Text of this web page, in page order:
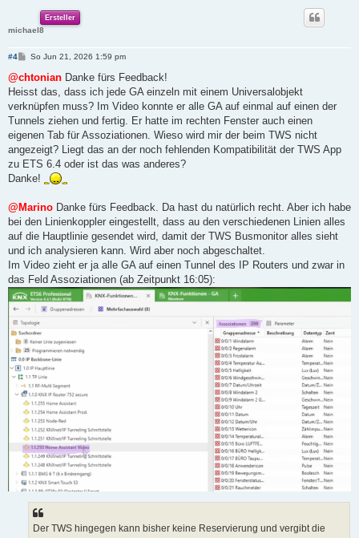
Ersteller
michael8
#4
B
i
r
a
So Jun 21, 2026 1:59 pm
@chtonian Danke fürs Feedback!
Heisst das, dass ich jede GA einzeln mit einem Universalobjekt
verknüpfen muss? Im Video konnte er alle GA auf einmal auf einen der
Tunnels ziehen und fertig. Er hatte im rechten Fenster auch einen
eigenen Tab für Assoziationen. Wieso wird mir der beim TWS nicht
angezeigt? Liegt das an der noch fehlenden Kompatibilität der TWS App
zu ETS 6.4 oder ist das was anderes?
Danke!
@Marino Danke fürs Feedback. Da hast du natürlich recht. Aber ich habe
bei den Linienkoppler eingestellt, dass au den verschiedenen Linien alles
auf die Hauptlinie gesendet wird, damit der TWS Busmonitor alles sieht
und ich analysieren kann. Wird aber noch abgeschaltet.
Im Video zieht er ja alle GA auf einen Tunnel des IP Routers und zwar in
das Feld Assoziationen (ab Zeitpunkt 16:05):
Der TWS hingegen kann bisher keine Reservierung und vergibt die